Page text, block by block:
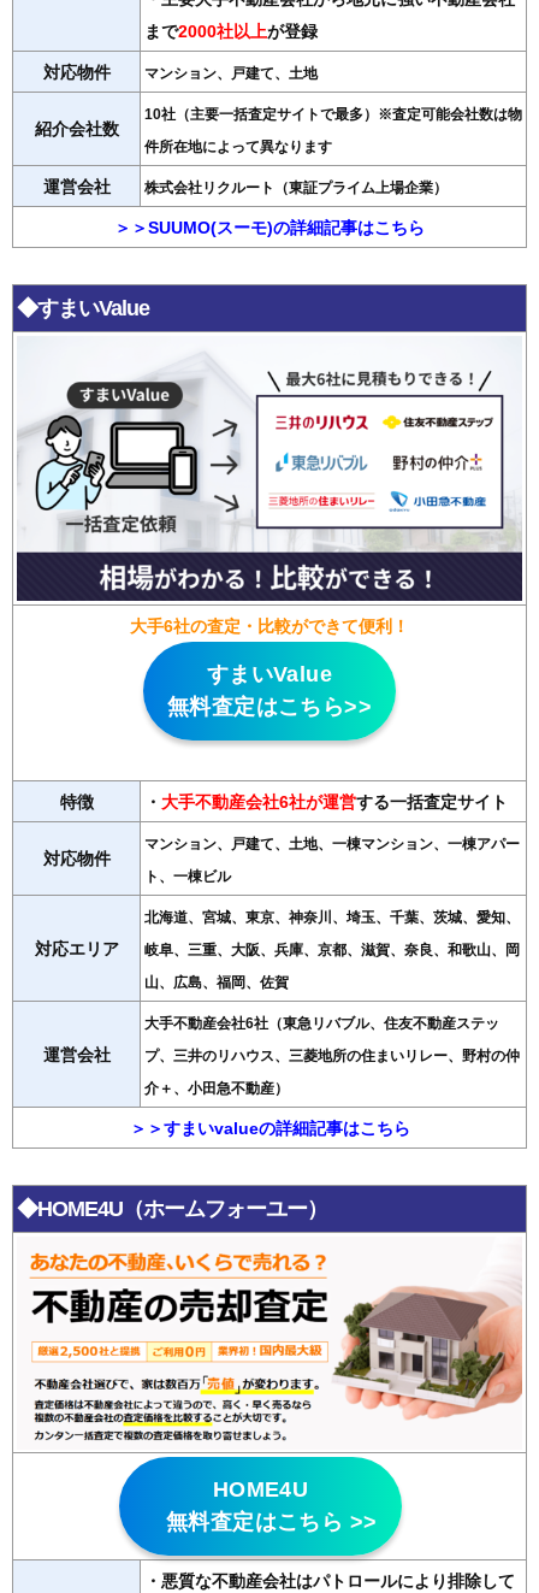
まで2000社以上が登録
対応物件 マンション、戸建て、土地
紹介会社数
10社（主要一括査定サイトで最多）※査定可能会社数は物
件所在地によって異なります
運営会社 株式会社リクルート（東証プライム上場企業）
＞＞SUUMO(スーモ)の詳細記事はこちら
◆すまいValue
大手6社の査定・比較ができて便利！
すまいValue
無料査定はこちら>>
特徴 ・ 大手不動産会社6社が運営する一括査定サイト
対応物件
マンション、戸建て、土地、一棟マンション、一棟アパー
ト、一棟ビル
対応エリア
北海道、宮城、東京、神奈川、埼玉、千葉、茨城、愛知、
岐阜、三重、大阪、兵庫、京都、滋賀、奈良、和歌山、岡
山、広島、福岡、佐賀
運営会社
大手不動産会社6社（東急リバブル、住友不動産ステッ
プ、三井のリハウス、三菱地所の住まいリレー、野村の仲
介＋、小田急不動産）
＞＞すまいvalueの詳細記事はこちら
◆HOME4U（ホームフォーユー）
HOME4U
無料査定はこちら >>
・悪質な不動産会社はパトロールにより排除して